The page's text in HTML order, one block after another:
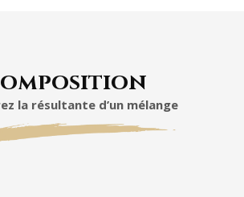
la résultante d’un mélange